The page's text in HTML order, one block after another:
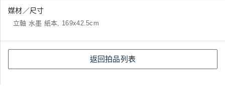
媒材／尺寸
立軸 水墨 紙本, 169x42.5cm
返回拍品列表